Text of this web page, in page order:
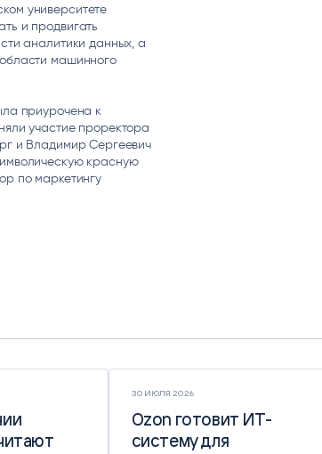
университете
и продвигать
аналитики данных, а
машинного
приурочена к
участие проректора
и Владимир Сергеевич
красную
по маркетингу
30 ИЮЛЯ 2026
Ozon готовит ИТ-
систему для
Ozon готовит ИТ-
систему для